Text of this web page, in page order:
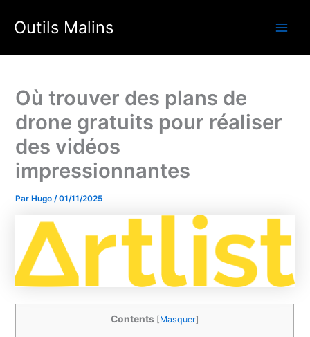
Outils Malins
Où trouver des plans de
drone gratuits pour réaliser
des vidéos
impressionnantes
ParHugo /01/11/2025
Contents [Masquer]